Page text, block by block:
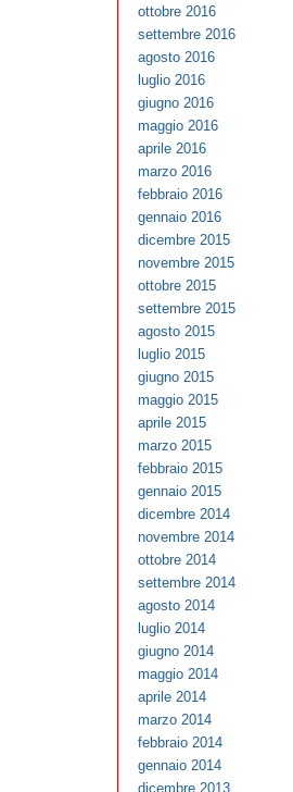
ottobre 2016
settembre 2016
agosto 2016
luglio 2016
giugno 2016
maggio 2016
aprile 2016
marzo 2016
febbraio 2016
gennaio 2016
dicembre 2015
novembre 2015
ottobre 2015
settembre 2015
agosto 2015
luglio 2015
giugno 2015
maggio 2015
aprile 2015
marzo 2015
febbraio 2015
gennaio 2015
dicembre 2014
novembre 2014
ottobre 2014
settembre 2014
agosto 2014
luglio 2014
giugno 2014
maggio 2014
aprile 2014
marzo 2014
febbraio 2014
gennaio 2014
dicembre 2013